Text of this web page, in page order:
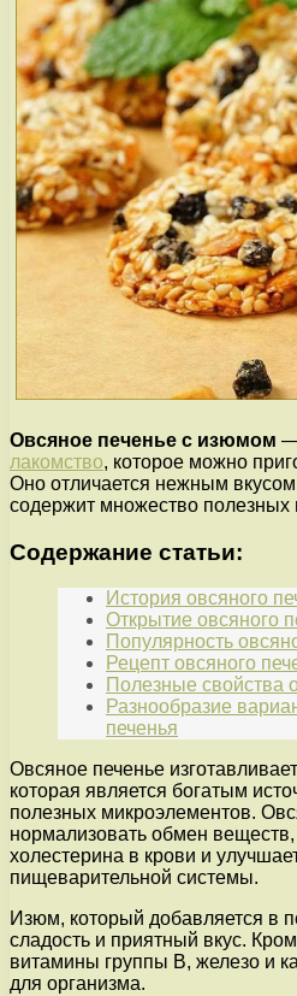
Овсяное печенье с изюмом
лакомство, которое можно
Оно отличается нежным
содержит множество полезных
Содержание статьи:
История овсяного
Открытие овсяного
Популярность
Рецепт овсяного
Полезные свойства
Разнообразие
печенья
Овсяное печенье
которая является богатым
полезных микроэлементов.
нормализовать обмен
холестерина в крови и
пищеварительной системы.
Изюм, который добавляется в
сладость и приятный вкус.
витамины группы В, железо и
для организма.